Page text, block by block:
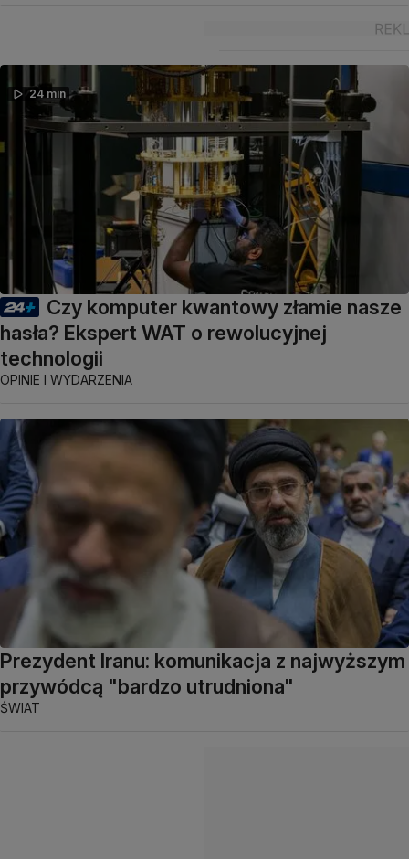
24 min
Czy komputer kwantowy złamie nasze
hasła? Ekspert WAT o rewolucyjnej
technologii
OPINIE I WYDARZENIA
Prezydent Iranu: komunikacja z najwyższym
przywódcą "bardzo utrudniona"
ŚWIAT